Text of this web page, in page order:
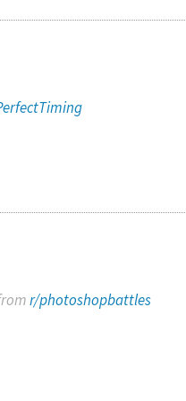
r/photoshopbattles